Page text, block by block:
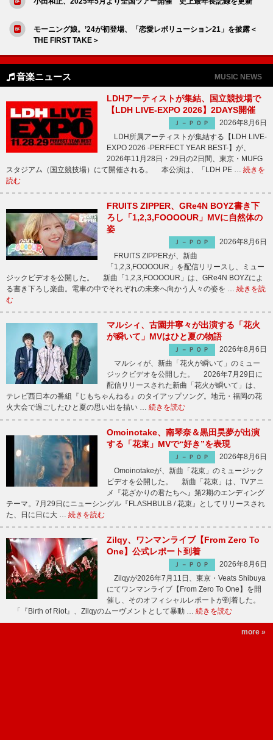
モーニング娘。’24が初登場、「恋愛レボリューション21」を披露＜
THE FIRST TAKE＞
音楽ニュース MUSIC NEWS
LDHアーティストが集結、国立競技場で
【LDH LIVE-EXPO 2026】2DAYS開催
Ｊ－ＰＯＰ
2026年8月6日
LDH所属アーティストが集結する【LDH LIVE-
EXPO 2026 -PERFECT YEAR BEST-】が、
2026年11月28日・29日の2日間、東京・MUFG
スタジアム（国立競技場）にて開催される。 本公演は、「LDH PE … 続きを
読む
FRUITS ZIPPER、GRe4N BOYZ書き下
ろし「1,2,3,FOOOOUR」MVに自然体の
姿
Ｊ－ＰＯＰ
2026年8月6日
FRUITS ZIPPERが、新曲
「1,2,3,FOOOOUR」を配信リリースし、ミュー
ジックビデオを公開した。 新曲「1,2,3,FOOOOUR」は、GRe4N BOYZによ
る書き下ろし楽曲。電車の中でそれぞれの未来へ向かう人々の姿を … 続きを読
む
マルシィ、古園井寧々が出演する「花火
が瞬いて」MVはひと夏の物語
Ｊ－ＰＯＰ
2026年8月6日
マルシィが、新曲「花火が瞬いて」のミュー
ジックビデオを公開した。 2026年7月29日に
配信リリースされた新曲「花火が瞬いて」は、
テレビ西日本の番組『じもちゃんねる』のタイアップソング。地元・福岡の花
火大会で過ごしたひと夏の思い出を描い … 続きを読む
Omoinotake、南琴奈＆黒田昊夢が出演
する「花束」MVで“好き”を表現
Ｊ－ＰＯＰ
2026年8月6日
Omoinotakeが、新曲「花束」のミュージック
ビデオを公開した。 新曲「花束」は、TVアニ
メ『花ざかりの君たちへ』第2期のエンディング
テーマ。7月29日にニューシングル『FLASHBULB / 花束』としてリリースされ
た、日に日に大 … 続きを読む
Zilqy、ワンマンライブ【From Zero To
One】公式レポート到着
Ｊ－ＰＯＰ
2026年8月6日
Zilqyが2026年7月11日、東京・Veats Shibuya
にてワンマンライブ【From Zero To One】を開
催し、そのオフィシャルレポートが到着した。
「『Birth of Riot』、Zilqyのムーヴメントとして暴動 … 続きを読む
more »